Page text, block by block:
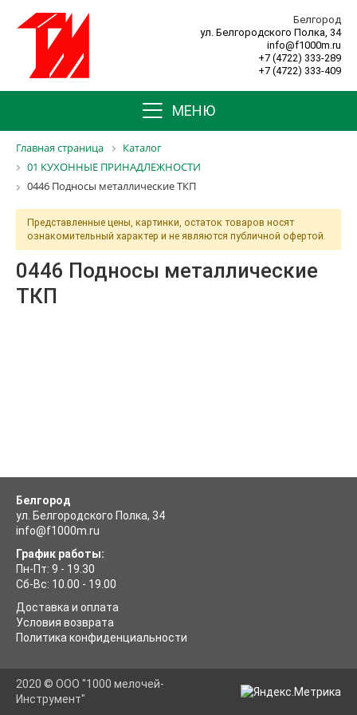
Белгород
ул. Белгородского Полка, 34
info@f1000m.ru
+7 (4722) 333-289
+7 (4722) 333-409
МЕНЮ
Главная страница
Каталог
01 КУХОННЫЕ ПРИНАДЛЕЖНОСТИ
0446 Подносы металлические ТКП
Представленные цены, картинки, остаток товаров носят
ознакомительный характер и не являются публичной офертой.
0446 Подносы металлические
ТКП
Белгород
ул. Белгородского Полка, 34
info@f1000m.ru
График работы:
Пн-Пт: 9 - 19.30
Сб-Вс: 10.00 - 19.00
Доставка и оплата
Условия возврата
Политика конфиденциальности
2020 © ООО "1000 мелочей-
Инструмент"